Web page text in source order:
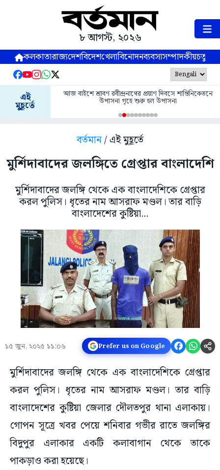
৮ আগস্ট, ২০২৬
কলকাতারাজ্যদেশবিদেশখেলাবিনোদনব্যবসাসম্পাদকীয়
এই
মুহূর্তে
আজ বাইশে শ্রাবণ রবীন্দ্রনাথের প্রয়াণ দিবসে শান্তিনিকেতনে
উপাসনা গৃহে শুরু হল উপাসনা
বর্তমান/ এই মুহূর্তে
মুর্শিদাবাদের জলঙ্গিতে গ্রেপ্তার বাংলাদেশি
মুর্শিদাবাদের জলঙ্গি থেকে এক বাংলাদেশিকে গ্রেপ্তার
করল পুলিস। ধৃতের নাম আসরাফ মণ্ডল। তার বাড়ি
বাংলাদেশের কুষ্টিয়া...
১৫ জুন, ২০২৫ ১১:০৬ Prefer us on Google
মুর্শিদাবাদের জলঙ্গি থেকে এক বাংলাদেশিকে গ্রেপ্তার
করল পুলিস। ধৃতের নাম আসরাফ মণ্ডল। তার বাড়ি
বাংলাদেশের কুষ্টিয়া জেলার দৌলতপুর থানা এলাকায়।
গোপন সূত্রে খবর পেয়ে শনিবার গভীর রাতে জলঙ্গির
বিদুপুর এলাকার একটি কলাবাগান থেকে তাকে
পাকড়াও করা হয়েছে।